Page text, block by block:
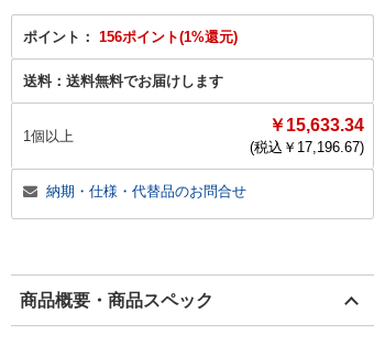
ポイント： 156ポイント(1%還元)
送料： 送料無料でお届けします
1個以上
￥15,633.34
(税込￥ 17,196.67)
納期・仕様・代替品のお問合せ
商品概要・商品スペック